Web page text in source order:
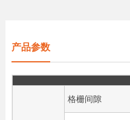
产品参数
格栅间隙